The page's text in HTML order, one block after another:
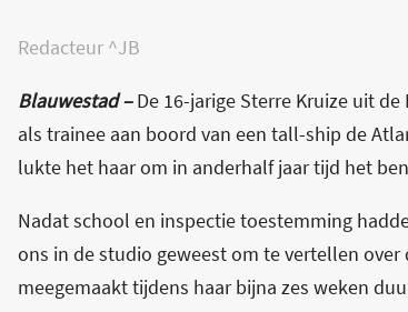
Redacteur ^JB
Blauwestad –De 16-jarige Sterre Kruize uit
als trainee aan boord van een tall-ship de
lukte het haar om in anderhalf jaar tijd het
Nadat school en inspectie toestemming
ons in de studio geweest om te vertellen
meegemaakt tijdens haar bijna zes weken